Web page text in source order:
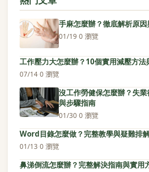
手麻怎麼辦？徹底解析原
01/19·0 瀏覽
工作壓力大怎麼辦？10個實用減壓方法
07/14·0 瀏覽
沒工作勞健保怎麼辦？失
與步驟指南
01/30·0 瀏覽
Word目錄怎麼做？完整教學與疑難排
01/13·0 瀏覽
鼻涕倒流怎麼辦？完整解決指南與實用